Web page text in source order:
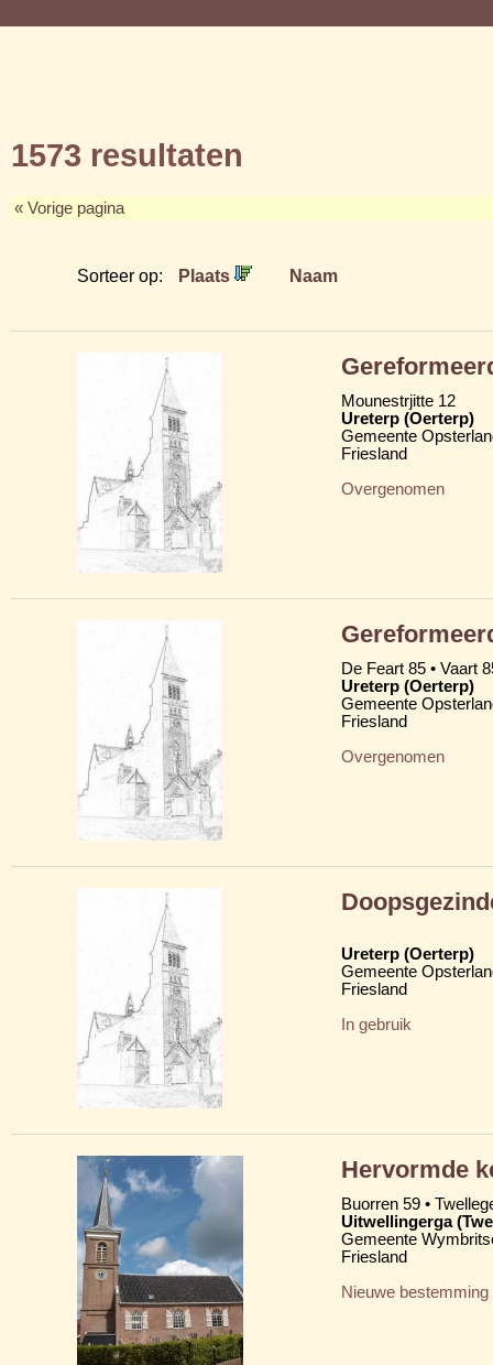
1573 resultaten
« Vorige pagina
Sorteer op: Plaats Naam
Mounestrjitte 12
Ureterp (Oerterp)
Gemeente
Friesland
Overgenomen
De Feart 85 • Vaart
Ureterp (Oerterp)
Gemeente
Friesland
Overgenomen
Ureterp (Oerterp)
Gemeente
Friesland
In gebruik
Hervormde
Buorren 59 •
Uitwellingerga
Gemeente
Friesland
Nieuwe bestemming